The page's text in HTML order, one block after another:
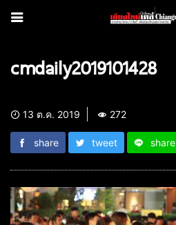
cmdaily2019101428
13 ต.ค. 2019 272
share tweet share